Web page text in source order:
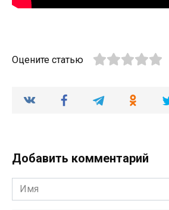
Оцените статью
Добавить комментарий
Имя
*